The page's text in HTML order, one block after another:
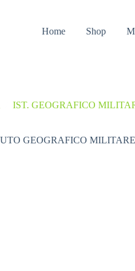
Home Shop
IST. GEOGRAFICO